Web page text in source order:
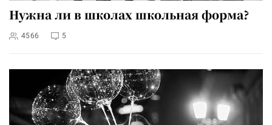
Нужна ли в школах школьная форма?
4566 5